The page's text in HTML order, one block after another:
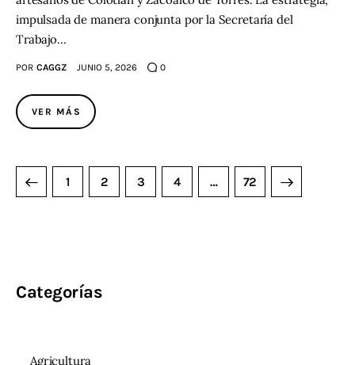
impulsada de manera conjunta por la Secretaría del
Trabajo…
POR CAGGZ JUNIO 5, 2026 0
VER MÁS
1 2 3 4 … 72
>
Categorías
Agricultura